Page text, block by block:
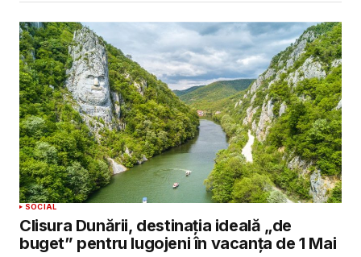
SOCIAL
Clisura Dunării, destinația ideală „de
buget” pentru lugojeni în vacanța de 1 Mai